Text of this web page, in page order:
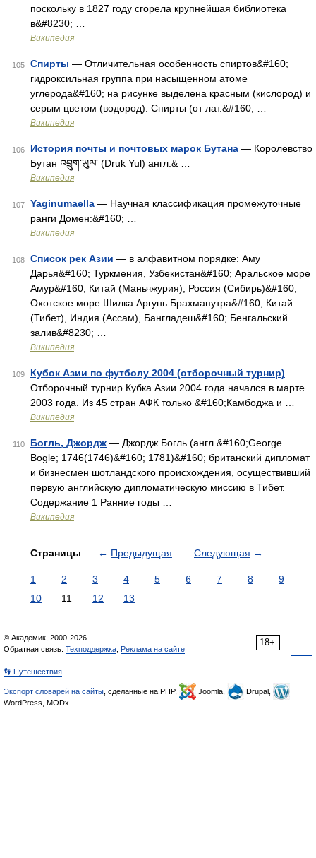
поскольку в 1827 году сгорела крупнейшая библиотека
в&#8230; …
Википедия
105 Спирты — Отличительная особенность спиртов&#160;
гидроксильная группа при насыщенном атоме
углерода&#160; на рисунке выделена красным (кислород) и
серым цветом (водород). Спирты (от лат.&#160; …
Википедия
106 История почты и почтовых марок Бутана — Королевство
Бутан འབྲུག་ཡུལ་ (Druk Yul) англ.& …
Википедия
107 Yaginumaella — Научная классификация промежуточные
ранги Домен:&#160; …
Википедия
108 Список рек Азии — в алфавитном порядке: Аму
Дарья&#160; Туркмения, Узбекистан&#160; Аральское море
Амур&#160; Китай (Маньчжурия), Россия (Сибирь)&#160;
Охотское море Шилка Аргунь Брахмапутра&#160; Китай
(Тибет), Индия (Ассам), Бангладеш&#160; Бенгальский
залив&#8230; …
Википедия
109 Кубок Азии по футболу 2004 (отборочный турнир) —
Отборочный турнир Кубка Азии 2004 года начался в марте
2003 года. Из 45 стран АФК только &#160;Камбоджа и …
Википедия
110 Богль, Джордж — Джордж Богль (англ.&#160;George
Bogle; 1746(1746)&#160; 1781)&#160; британский дипломат
и бизнесмен шотландского происхождения, осуществивший
первую английскую дипломатическую миссию в Тибет.
Содержание 1 Ранние годы …
Википедия
Страницы ← Предыдущая Следующая →
1 2 3 4 5 6 7 8
9
10
11 12 13
18+
© Академик, 2000-2026
Обратная связь: Техподдержка Реклама на сайте
👣 Путешествия
Экспорт словарей на сайты , сделанные на PHP, Joomla,
Drupal,
WordPress, MODx.